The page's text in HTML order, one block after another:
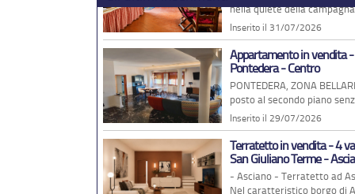
Terratetto in vendita - 6
Calci - Rezzano
Nel caratteristico paese di Calci a 300 metri dalla splendida Certosa dove ha sede il
museo di storia naturale
Inserito il 24/07/2026
Appartamento in vendita -
Pisa - Pisanova
PISANOVA A poca distanza dal centro città, comodo alla viabilità, vicino a tutti i
servizi, scuole e Università
Inserito il 24/07/2026